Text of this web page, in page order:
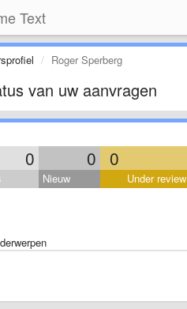
Text
Roger Sperberg
van uw aanvragen
0 0 0
Nieuw Under review